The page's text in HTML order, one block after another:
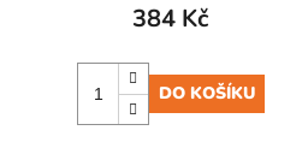
384 Kč
DO KOŠÍKU